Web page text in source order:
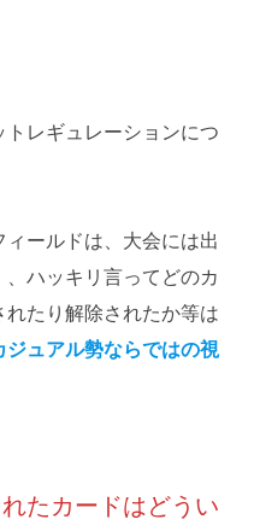
レギュレーションにつ
ールドは、大会には出
、ハッキリ言ってどのカ
たり解除されたか等は
ジュアル勢ならではの視
たカードはどうい